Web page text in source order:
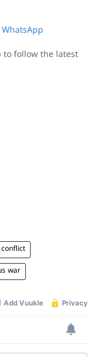
WhatsApp
to follow the latest
war